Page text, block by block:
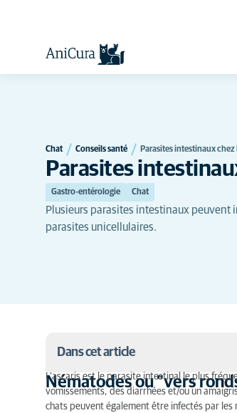
Chat Conseils santé Parasites intestinaux chez
Parasites
Gastro-entérologie Chat
Plusieurs parasites intestinaux peuvent
parasites unicellulaires.
Dans cet article
Nématodes ou "vers ronds"
Nématodes ou "vers
L’ascaris est le parasite intestinal le plus
vomissements, des diarrhées et/ou un
chats peuvent également être infectés par les